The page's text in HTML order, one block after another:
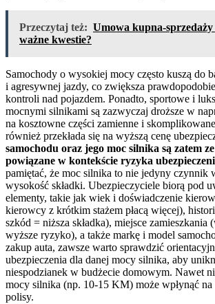
Przeczytaj też: Umowa kupna-
ważne kwestie?
Samochody o wysokiej mocy często kuszą do
i agresywnej jazdy, co zwiększa
kontroli nad pojazdem. Ponadto, sportowe i
mocnymi silnikami są zazwyczaj droższe w
na kosztowne części zamienne i
również przekłada się na wyższą cenę
samochodu oraz jego moc silnika są zatem ze
powiązane w kontekście ryzyka
pamiętać, że moc silnika to nie jedyny czynnik
wysokość składki. Ubezpieczyciele biorą pod
elementy, takie jak wiek i doświadczenie
kierowcy z krótkim stażem płacą więcej),
szkód = niższa składka), miejsce zamieszkania
wyższe ryzyko), a także markę i model
zakup auta, zawsze warto sprawdzić
ubezpieczenia dla danej mocy silnika, aby
niespodzianek w budżecie domowym. Nawet
mocy silnika (np. 10-15 KM) może wpłynąć na
polisy.